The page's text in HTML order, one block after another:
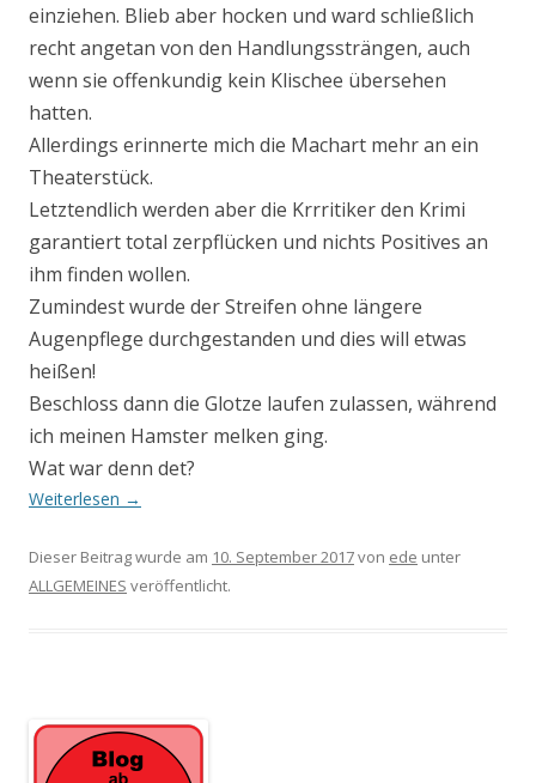
einziehen. Blieb aber hocken und ward schließlich
recht angetan von den Handlungssträngen, auch
wenn sie offenkundig kein Klischee übersehen
hatten.
Allerdings erinnerte mich die Machart mehr an ein
Theaterstück.
Letztendlich werden aber die Krrritiker den Krimi
garantiert total zerpflücken und nichts Positives an
ihm finden wollen.
Zumindest wurde der Streifen ohne längere
Augenpflege durchgestanden und dies will etwas
heißen!
Beschloss dann die Glotze laufen zulassen, während
ich meinen Hamster melken ging.
Wat war denn det?
Weiterlesen →
Dieser Beitrag wurde am 10. September 2017von ede unter
ALLGEMEINES veröffentlicht.